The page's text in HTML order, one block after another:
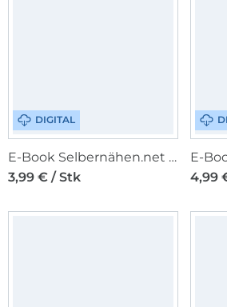
DIGITAL
E-Book Selbernähen.net Mupfeldecke
3,99 € / Stk
4,99